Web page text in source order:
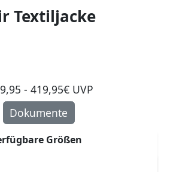
Textiljacke
- 419,95€ UVP
Dokumente
Größen